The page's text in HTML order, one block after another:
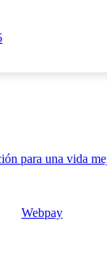
para una vida
Webpay